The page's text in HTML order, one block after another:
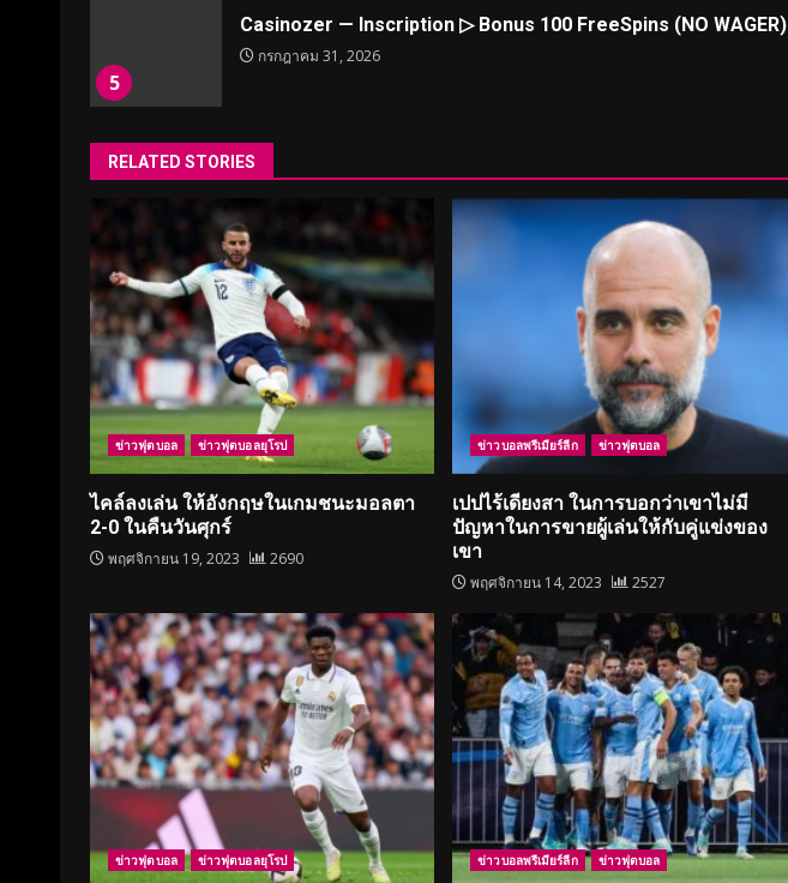
5
Casinozer — Inscription ▷ Bonus 100 FreeSpins (NO WAGER)
กรกฎาคม 31, 2026
RELATED STORIES
ข่าวฟุตบอล ข่าวฟุตบอลยุโรป
ไคล์ลงเล่น ให้อังกฤษในเกมชนะมอลตา
2-0 ในคืนวันศุกร์
พฤศจิกายน 19, 2023 2690
ข่าวบอลพรีเมียร์ลีก ข่าวฟุตบอล
เปปไร้เดียงสา ในการบอกว่าเขาไม่มี
ปัญหาในการขายผู้เล่นให้กับคู่แข่งของ
เขา
พฤศจิกายน 14, 2023 2527
ข่าวฟุตบอล ข่าวฟุตบอลยุโรป ข่าวบอลพรีเมียร์ลีก ข่าวฟุตบอล